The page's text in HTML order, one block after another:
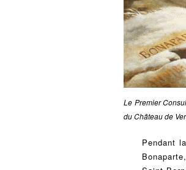
Le Premier
du Château de
Pendant